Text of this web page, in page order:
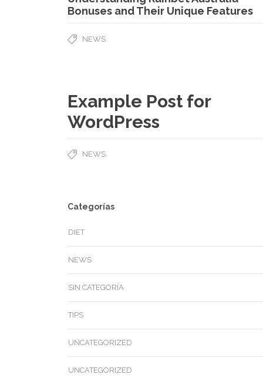
Bonuses and Their Unique Features
NEWS
Example Post for
WordPress
NEWS
Categorías
DIET
NEWS
SIN CATEGORÍA
TIPS
UNCATEGORIZED
UNCATEGORIZED